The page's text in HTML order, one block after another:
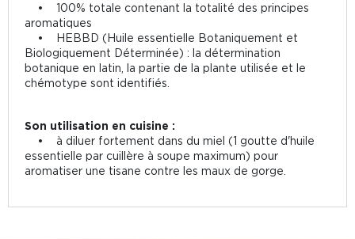
• 100% totale contenant la totalité des principes
aromatiques
• HEBBD (Huile essentielle Botaniquement et
Biologiquement Déterminée) : la détermination
botanique en latin, la partie de la plante utilisée et le
chémotype sont identifiés.
Son utilisation en cuisine :
• à diluer fortement dans du miel (1 goutte d'huile
essentielle par cuillère à soupe maximum) pour
aromatiser une tisane contre les maux de gorge.